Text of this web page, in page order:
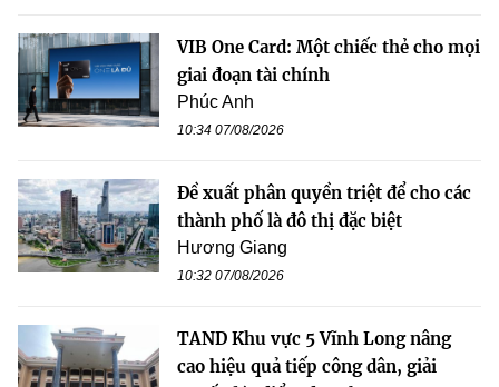
VIB One Card: Một chiếc thẻ cho mọi
giai đoạn tài chính
Phúc Anh
10:34 07/08/2026
Đề xuất phân quyền triệt để cho các
thành phố là đô thị đặc biệt
Hương Giang
10:32 07/08/2026
TAND Khu vực 5 Vĩnh Long nâng
cao hiệu quả tiếp công dân, giải